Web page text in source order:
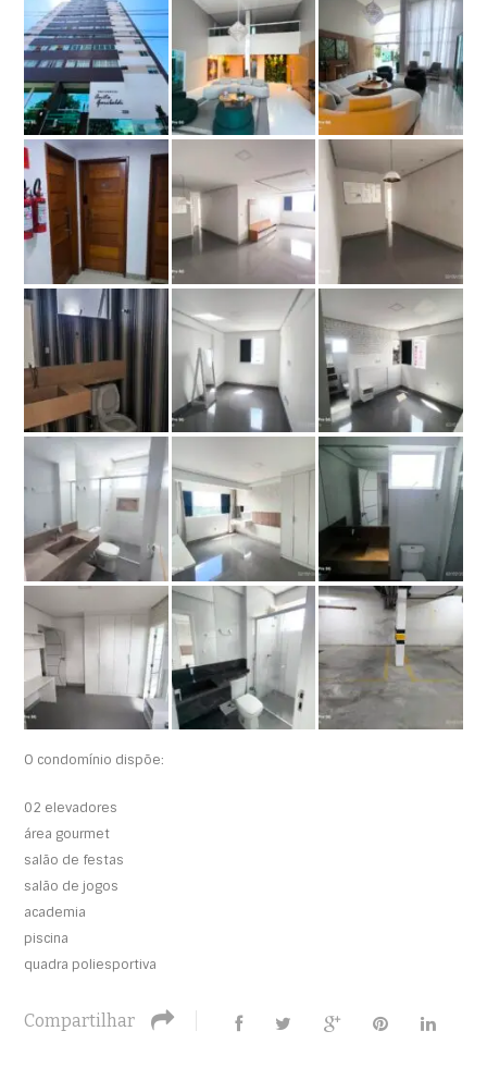
O condomínio dispõe:
02 elevadores
área gourmet
salão de festas
salão de jogos
academia
piscina
quadra poliesportiva
Compartilhar